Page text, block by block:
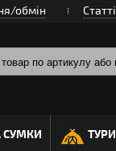
обмін
СУМКИ